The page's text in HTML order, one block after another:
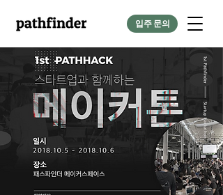
입주 문의